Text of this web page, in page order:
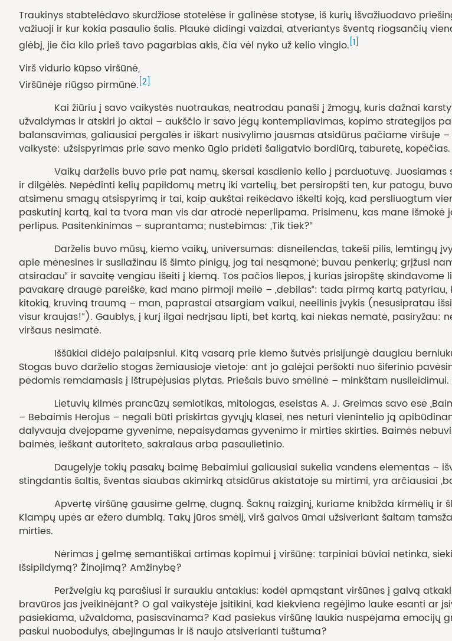
Traukinys stabtelėdavo skurdžiose stotelėse ir galinėse stotyse, iš kurių išvažiuodavo
važiuoji ir kur kokia pasaulio šalis. Plaukė didingi vaizdai, atveriantys šventą riogsančių
glėbį, jie čia kilo prieš tavo pagarbias akis, čia vėl nyko už kelio vingio. [1]
Virš vidurio kūpso viršūnė,
Viršūnėje riūgso pirmūnė. [2]
Kai žiūriu į savo vaikystės nuotraukas, neatrodau panaši į žmogų, kuris dažnai
užvaldymas ir atskiri jo aktai – aukščio ir savo jėgų kontempliavimas, kopimo strategijos
balansavimas, galiausiai pergalės ir iškart nusivylimo jausmas atsidūrus pačiame viršuje
vaikystė: užsispyrimas prie savo menko ūgio pridėti šaligatvio bordiūrą, taburetę, kopėčias.
Vaikų darželis buvo prie pat namų, skersai kasdienio kelio į parduotuvę. Juosiamas
ir dilgėlės. Nepėdinti kelių papildomų metrų iki vartelių, bet persiropšti ten, kur patogu,
atsimenu smagų atsispyrimą ir tai, kaip aukštai reikėdavo iškelti koją, kad persliuogtum
paskutinį kartą, kai ta tvora man vis dar atrodė neperlipama. Prisimenu, kas mane
perlipus. Pasitenkinimas – suprantama; nustebimas: „Tik tiek?“
Darželis buvo mūsų, kiemo vaikų, universumas: disneilendas, takeši pilis, lemtingų
apie mėnesines ir susilažinau iš šimto pinigų, jog tai nesąmonė; buvau penkerių; grįžusi
atsiradau“ ir savaitę vengiau išeiti į kiemą. Tos pačios liepos, į kurias įsiropštę
pavakarę draugė pareiškė, kad mano pirmoji meilė – „debilas“: tada pirmą kartą
kitokią, kruviną traumą – man, paprastai atsargiam vaikui, neeilinis įvykis (nesusipratau
visur kraujas!“). Gaublys, į kurį ilgai nedrįsau lipti, bet kartą, kai niekas nematė,
viršaus nesimatė.
Iššūkiai didėjo palaipsniui. Kitą vasarą prie kiemo šutvės prisijungė daugiau berniukų
Stogas buvo darželio stogas žemiausioje vietoje: ant jo galėjai peršokti nuo šiferinio
pėdomis remdamasis į ištrupėjusias plytas. Priešais buvo smėlinė – minkštam
Lietuvių kilmės prancūzų semiotikas, mitologas, eseistas A. J. Greimas savo esė
– Bebaimis Herojus – negali būti priskirtas gyvųjų klasei, nes neturi vienintelio ją
dalyvauja dvejopame gyvenime, nepaisydamas gyvenimo ir mirties skirties. Baimės
baimės, ieškant autoriteto, sakralaus arba pasaulietinio.
Daugelyje tokių pasakų baimę Bebaimiui galiausiai sukelia vandens elementas –
stingdantis šaltis, šventas siaubas akimirką atsidūrus akistatoje su mirtimi, yra arčiausiai
Apvertę viršūnę gausime gelmę, dugną. Šaknų raizginį, kuriame knibžda kirmėlių ir
Klampų upės ar ežero dumblą. Takų jūros smėlį, virš galvos ūmai užsiveriant šaltam
mirties.
Nėrimas į gelmę semantiškai artimas kopimui į viršūnę: tarpiniai būviai netinka,
Išsipildymą? Žinojimą? Amžinybę?
Peržvelgiu ką parašiusi ir suraukiu antakius: kodėl apmąstant viršūnes į galvą
bravūros jas įveikinėjant? O gal vaikystėje įsitikini, kad kiekviena regėjimo lauke esanti ar
pasiekiama, užvaldoma, pasisavinama? Kad pasiekus viršūnę laukia nuspėjama
paskui nuobodulys, abejingumas ir iš naujo atsiverianti tuštuma?